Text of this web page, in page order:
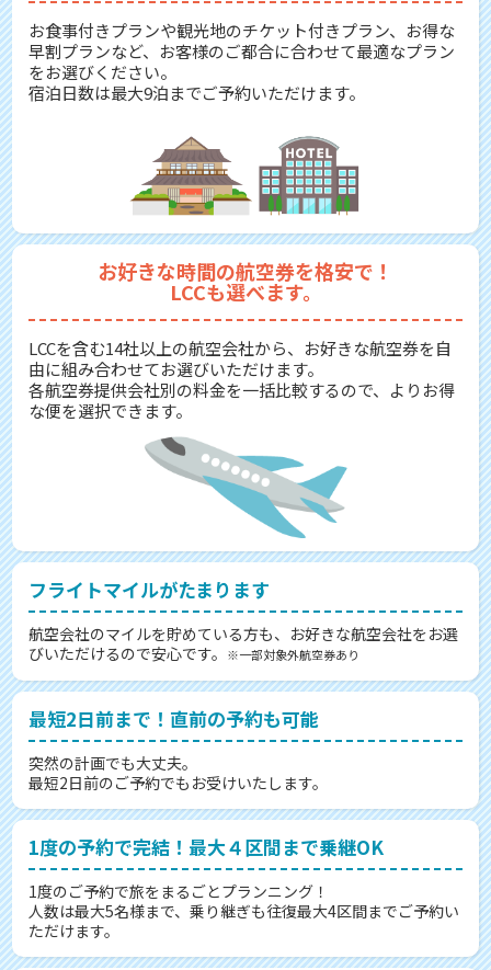
お食事付きプランや観光地のチケット付きプラン、お得な
早割プランなど、お客様のご都合に合わせて最適なプラン
をお選びください。
宿泊日数は最大9泊までご予約いただけます。
お好きな時間の航空券を格安で！
LCCも選べます。
LCCを含む14社以上の航空会社から、お好きな航空券を自
由に組み合わせてお選びいただけます。
各航空券提供会社別の料金を一括比較するので、よりお得
な便を選択できます。
フライトマイルがたまります
航空会社のマイルを貯めている方も、お好きな航空会社をお選
びいただけるので安心です。
※一部対象外航空券あり
最短2日前まで！直前の予約も可能
突然の計画でも大丈夫。
最短2日前のご予約でもお受けいたします。
1度の予約で完結！最大４区間まで乗継OK
1度のご予約で旅をまるごとプランニング！
人数は最大5名様まで、乗り継ぎも往復最大4区間までご予約い
ただけます。